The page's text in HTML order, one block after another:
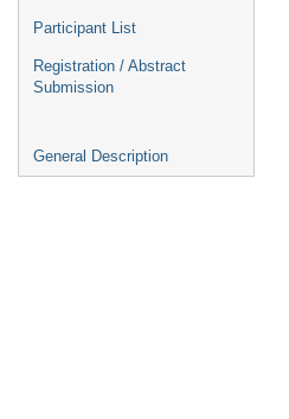
Participant List
Registration / Abstract
Submission
General Description